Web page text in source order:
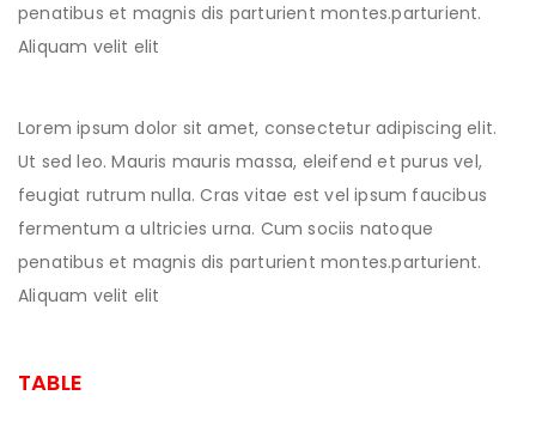
penatibus et magnis dis parturient montes.parturient.
Aliquam velit elit
Lorem ipsum dolor sit amet, consectetur adipiscing elit.
Ut sed leo. Mauris mauris massa, eleifend et purus vel,
feugiat rutrum nulla. Cras vitae est vel ipsum faucibus
fermentum a ultricies urna. Cum sociis natoque
penatibus et magnis dis parturient montes.parturient.
Aliquam velit elit
TABLE